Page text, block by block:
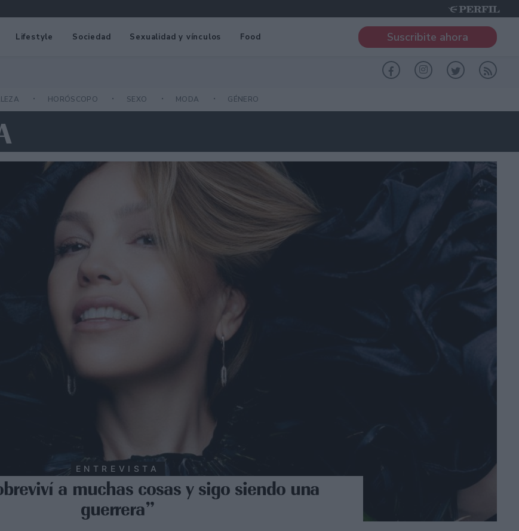
Lifestyle Sociedad Sexualidad y vínculos Food Suscribite ahora
HORÓSCOPO SEXO MODA GÉNERO
ENTREVISTA
a muchas cosas y sigo siendo una
guerrera”